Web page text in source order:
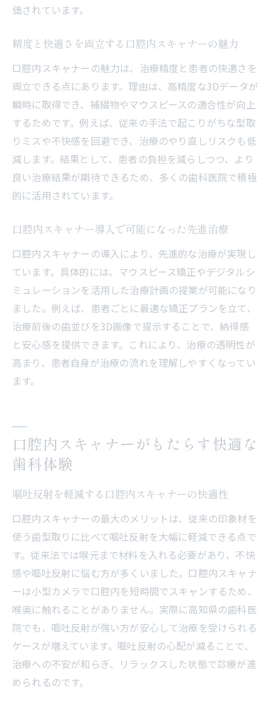
従来法と違う口腔内スキャナーの新たな価値
比較
不快感軽減だけでない口腔内スキャナーの
価値
デジタル化で変わる歯科治療の新基準
口腔内スキャナーにより効率化する治療工
程
高知県の歯科医院選びに役立つ最新情報
精度と安心を叶える高知県のデジタル歯科
ー診断
デジタル歯科だから実現できる治療精度の
高さ
口腔内スキャナーで安心できる治療計画を
作成
高知県のデジタル歯科医院の特徴と選び方
治療記録のデジタル管理で得られる安心感
価されています。
精度と快適さを両立する口腔内スキャナーの魅力
口腔内スキャナーの魅力は、治療精度と患者の快適さを
両立できる点にあります。理由は、高精度な3Dデータが
瞬時に取得でき、補綴物やマウスピースの適合性が向上
するためです。例えば、従来の手法で起こりがちな型取
りミスや不快感を回避でき、治療のやり直しリスクも低
減します。結果として、患者の負担を減らしつつ、より
良い治療結果が期待できるため、多くの歯科医院で積極
的に活用されています。
口腔内スキャナー導入で可能になった先進治療
口腔内スキャナーの導入により、先進的な治療が実現し
ています。具体的には、マウスピース矯正やデジタルシ
ミュレーションを活用した治療計画の提案が可能になり
ました。例えば、患者ごとに最適な矯正プランを立て、
治療前後の歯並びを3D画像で提示することで、納得感
と安心感を提供できます。これにより、治療の透明性が
高まり、患者自身が治療の流れを理解しやすくなってい
ます。
口腔内スキャナーがもたらす快適な
歯科体験
嘔吐反射を軽減する口腔内スキャナーの快適性
口腔内スキャナーの最大のメリットは、従来の印象材を
使う歯型取りに比べて嘔吐反射を大幅に軽減できる点で
す。従来法では喉元まで材料を入れる必要があり、不快
感や嘔吐反射に悩む方が多くいました。口腔内スキャナ
ーは小型カメラで口腔内を短時間でスキャンするため、
喉奥に触れることがありません。実際に高知県の歯科医
院でも、嘔吐反射が強い方が安心して治療を受けられる
ケースが増えています。嘔吐反射の心配が減ることで、
治療への不安が和らぎ、リラックスした状態で診療が進
められるのです。